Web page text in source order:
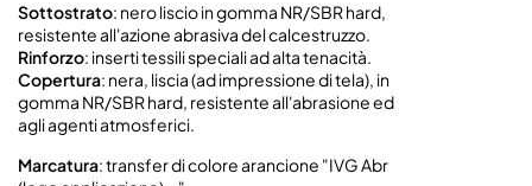
Sottostrato: nero liscio in gomma NR/SBR hard,
resistente all'azione abrasiva del calcestruzzo.
Rinforzo: inserti tessili speciali ad alta tenacità.
Copertura: nera, liscia (ad impressione di tela), in
gomma NR/SBR hard, resistente all'abrasione ed
agli agenti atmosferici.
Marcatura: transfer di colore arancione "IVG Abr